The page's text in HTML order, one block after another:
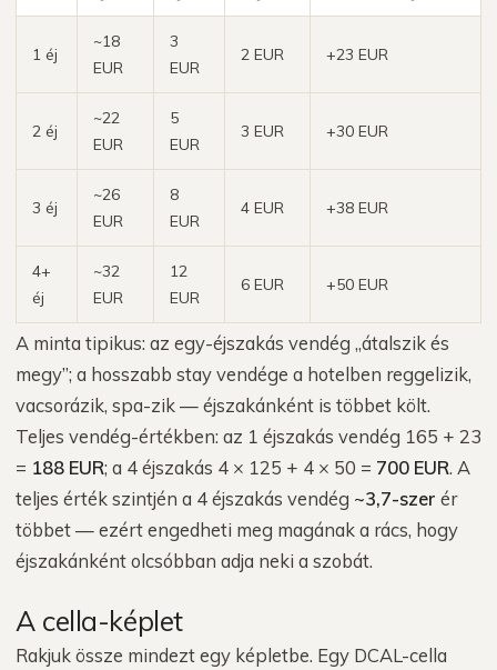
1 éj
~18
EUR
3
EUR
2 EUR +23 EUR
2 éj
~22
EUR
5
EUR
3 EUR +30 EUR
3 éj
~26
EUR
8
EUR
4 EUR +38 EUR
4+
éj
~32
EUR
12
EUR
6 EUR +50 EUR
A minta tipikus: az egy-éjszakás vendég „átalszik és
megy”; a hosszabb stay vendége a hotelben reggelizik,
vacsorázik, spa-zik — éjszakánként is többet költ.
Teljes vendég-értékben: az 1 éjszakás vendég 165 + 23
= 188 EUR; a 4 éjszakás 4 × 125 + 4 × 50 = 700 EUR. A
teljes érték szintjén a 4 éjszakás vendég ~3,7-szer ér
többet — ezért engedheti meg magának a rács, hogy
éjszakánként olcsóbban adja neki a szobát.
A cella-képlet
Rakjuk össze mindezt egy képletbe. Egy DCAL-cella